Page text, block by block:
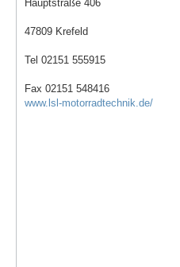
Hauptstraße 406
47809 Krefeld
Tel 02151 555915
Fax 02151 548416
www.lsl-motorradtechnik.de/